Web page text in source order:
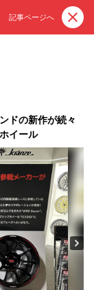
記事ページへ
ドの新作が続々
イール